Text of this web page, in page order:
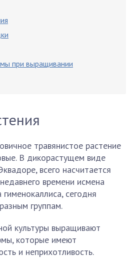
при выращивании
травянистое растение
В дикорастущем виде
всего насчитается
времени исмена
сегодня
группам.
культуры выращивают
которые имеют
и неприхотливость.